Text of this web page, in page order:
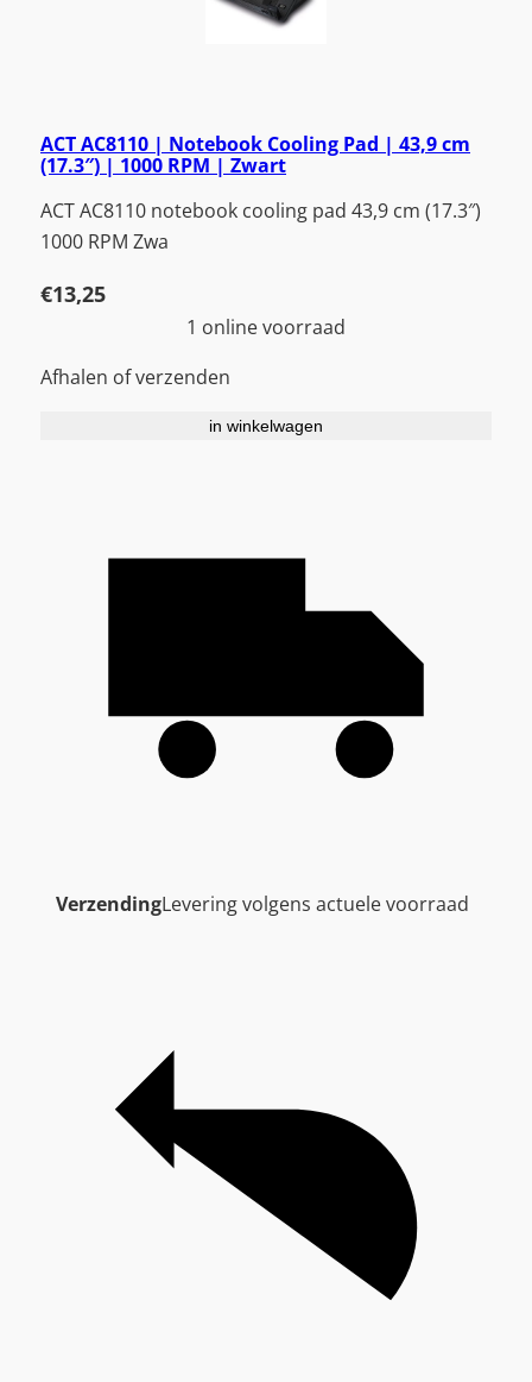
ACT AC8110 | Notebook Cooling Pad | 43,9 cm
(17.3″) | 1000 RPM | Zwart
ACT AC8110 notebook cooling pad 43,9 cm (17.3″)
1000 RPM Zwa
€13,25
1 online voorraad
Afhalen of verzenden
in winkelwagen
VerzendingLevering volgens actuele voorraad